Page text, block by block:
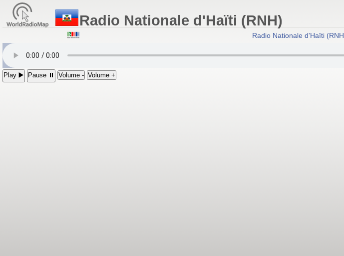
Radio Nationale d'Haïti (RNH)
Radio Nationale d'Haïti (RNH)
Play ▶️ Pause ⏸ Volume - Volume +